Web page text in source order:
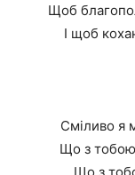
Щоб
І щоб
Сміливо я
Що з тобою
Що з